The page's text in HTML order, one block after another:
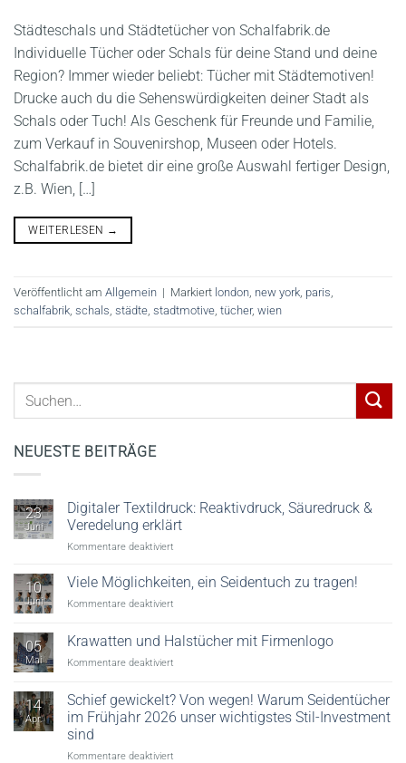
Städteschals und Städtetücher von Schalfabrik.de
Individuelle Tücher oder Schals für deine Stand und deine
Region? Immer wieder beliebt: Tücher mit Städtemotiven!
Drucke auch du die Sehenswürdigkeiten deiner Stadt als
Schals oder Tuch! Als Geschenk für Freunde und Familie,
zum Verkauf in Souvenirshop, Museen oder Hotels.
Schalfabrik.de bietet dir eine große Auswahl fertiger Design,
z.B. Wien, […]
WEITERLESEN →
Veröffentlicht am Allgemein | Markiert london new york paris
schalfabrik schals städte stadtmotive tücher, wien
NEUESTE BEITRÄGE
23
Juni
Digitaler Textildruck: Reaktivdruck, Säuredruck &
Veredelung erklärt
Kommentare deaktiviert
Textildruck:
Reaktivdruck,
Veredelung
10
Juni
Viele Möglichkeiten, ein Seidentuch zu tragen!
Kommentare deaktiviert
Möglichkeiten,
ein
tragen!
05
Mai
Krawatten und Halstücher mit Firmenlogo
Kommentare deaktiviert
und
Halstücher
mit
14
Apr.
Schief gewickelt? Von wegen! Warum Seidentücher
im Frühjahr 2026 unser wichtigstes Stil-Investment
sind
Kommentare deaktiviert